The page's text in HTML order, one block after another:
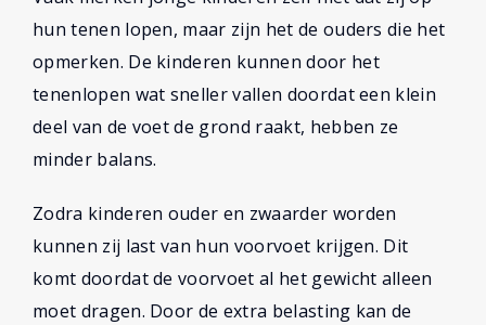
hun tenen lopen, maar zijn het de ouders die het
opmerken. De kinderen kunnen door het
tenenlopen wat sneller vallen doordat een klein
deel van de voet de grond raakt, hebben ze
minder balans.
Zodra kinderen ouder en zwaarder worden
kunnen zij last van hun voorvoet krijgen. Dit
komt doordat de voorvoet al het gewicht alleen
moet dragen. Door de extra belasting kan de